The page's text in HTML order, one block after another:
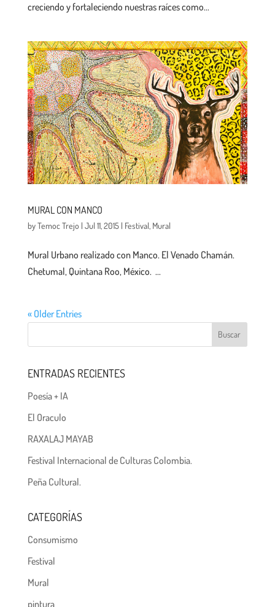
creciendo y fortaleciendo nuestras raíces como...
MURAL CON MANCO
byTemoc Trejo | Jul 11, 2015| Festival, Mural
Mural Urbano realizado con Manco. El Venado Chamán.
Chetumal, Quintana Roo, México. ...
« Older Entries
ENTRADAS RECIENTES
Poesía + IA
El Oraculo
RAXALAJ MAYAB
Festival Internacional de Culturas Colombia.
Peña Cultural.
CATEGORÍAS
Consumismo
Festival
Mural
pintura